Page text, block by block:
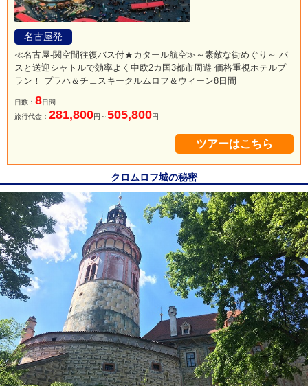
名古屋発
≪名古屋-関空間往復バス付★カタール航空≫～素敵な街めぐり～ バ
スと送迎シャトルで効率よく中欧2カ国3都市周遊 価格重視ホテルプ
ラン！ プラハ＆チェスキークルムロフ＆ウィーン8日間
日数： 8日間
旅行代金： 281,800円～505,800円
ツアーはこちら
クロムロフ城の秘密